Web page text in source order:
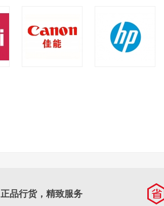
正品行货，精致服务